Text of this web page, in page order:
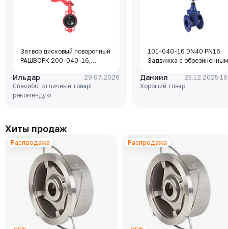
Затвор дисковый поворотный
РАШВОРК 200-040-16,
250 (GG25), диск - GJS-400-
15 (GGG40), уплотнение -
EPDM, М/Ф, рукоятка
Ильдар
29.07.2026
Спасибо, отличный товар!
рекомендую
101-040-16 DN40 PN16
Задвижка с обрезиненным
чугун, клин-EPDM,
Tmax=110°C Ф/Ф
Даниил
25.12.2025
Хороший товар
Хиты продаж
Распродажа Распродажа